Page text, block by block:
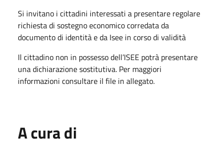
Si invitano i cittadini interessati a presentare regolare
richiesta di sostegno economico corredata da
documento di identità e da Isee in corso di validità
Il cittadino non in possesso dell’ISEE potrà presentare
una dichiarazione sostitutiva. Per maggiori
informazioni consultare il file in allegato.
A cura di